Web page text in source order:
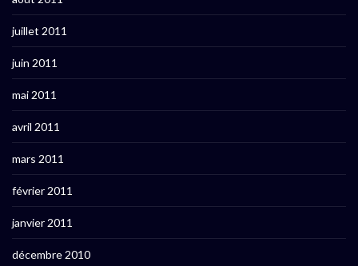
juillet 2011
juin 2011
mai 2011
avril 2011
mars 2011
février 2011
janvier 2011
décembre 2010